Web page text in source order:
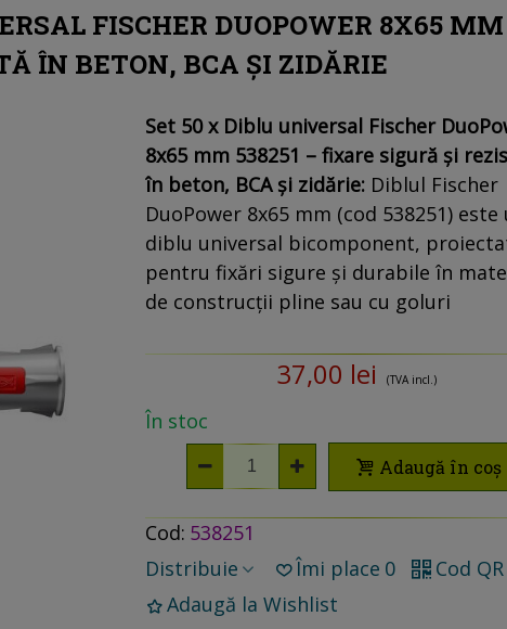
FISCHER DUOPOWER 8X65
ÎN BETON, BCA ȘI ZIDĂRIE
Set 50 x Diblu universal Fischer
8x65 mm 538251 – fixare sigură și
în beton, BCA și zidărie: Diblul Fischer
DuoPower 8x65 mm (cod 538251) este
diblu universal bicomponent,
pentru fixări sigure și durabile în
de construcții pline sau cu goluri
37,00 lei (TVA incl.)
În stoc
Adaugă în coș
Cod: 538251
Distribuie
Îmi place 0
Cod QR
Adaugă la Wishlist